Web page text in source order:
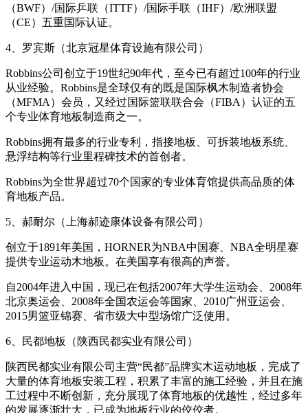
（BWF）/国际乒联（ITTF）/国际手联（IHF）/欧洲联盟
（CE）五重国际认证。
4、罗宾斯（北京冠星体育设施有限公司）
Robbins公司创立于19世纪90年代，至今已有超过100年的行业
从业经验。Robbins是全球仅有的既是国际枫木制造者协会
（MFMA）会员，又经过国际篮联联合会（FIBA）认证的五
个专业体育地板制造商之一。
Robbins拥有最多的行业专利，指接地板、可拆装地板系统、
悬浮结构等行业里程碑技术的首创者。
Robbins为全世界超过70个国家的专业体育馆提供高品质的体
育地板产品。
5、郝耐尔（上海郝迹康体设备有限公司）
创立于1891年美国，HORNER为NBA中国赛、NBA全明星赛
提供专业运动木地板。在美国享有很高的声誉。
自2004年进入中国，现已在包括2007年大学生运动会、2008年
北京奥运会、2008年全国农运会等国家、2010广州亚运会、
2015男篮亚锦赛、省市级大中型场馆广泛使用。
6、民都地板（陕西民都实业有限公司）
陕西民都实业有限公司主营“民都”品牌实木运动地板，完成了
大量的体育地板安装工程，积累了丰富的施工经验，并且在施
工过程中不断创新，充分展现了体育地板的优越性，经过多年
的发展逐渐壮大，已成为地板行业的佼佼者。